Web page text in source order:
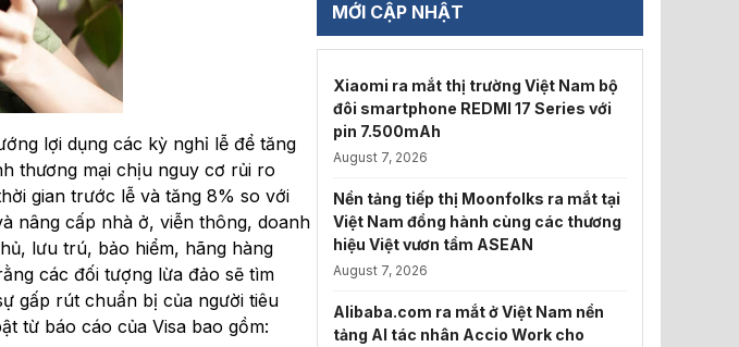
lợi dụng các kỳ nghỉ lễ để tăng
thương mại chịu nguy cơ rủi ro
gian trước lễ và tăng 8% so với
nâng cấp nhà ở, viễn thông, doanh
lưu trú, bảo hiểm, hãng hàng
các đối tượng lừa đảo sẽ tìm
gấp rút chuẩn bị của người tiêu
từ báo cáo của Visa bao gồm:
MỚI CẬP NHẬT
Xiaomi ra mắt thị trường Việt Nam bộ
đôi smartphone REDMI 17 Series với
pin 7.500mAh
August 7, 2026
Nền tảng tiếp thị Moonfolks ra mắt tại
Việt Nam đồng hành cùng các thương
hiệu Việt vươn tầm ASEAN
August 7, 2026
Alibaba.com ra mắt ở Việt Nam nền
tảng AI tác nhân Accio Work cho